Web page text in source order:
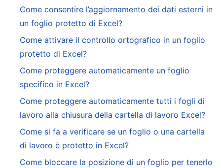
Come consentire l’aggiornamento dei dati esterni in
un foglio protetto di Excel?
Come attivare il controllo ortografico in un foglio
protetto di Excel?
Come proteggere automaticamente un foglio
specifico in Excel?
Come proteggere automaticamente tutti i fogli di
lavoro alla chiusura della cartella di lavoro Excel?
Come si fa a verificare se un foglio o una cartella
di lavoro è protetto in Excel?
Come bloccare la posizione di un foglio per tenerlo